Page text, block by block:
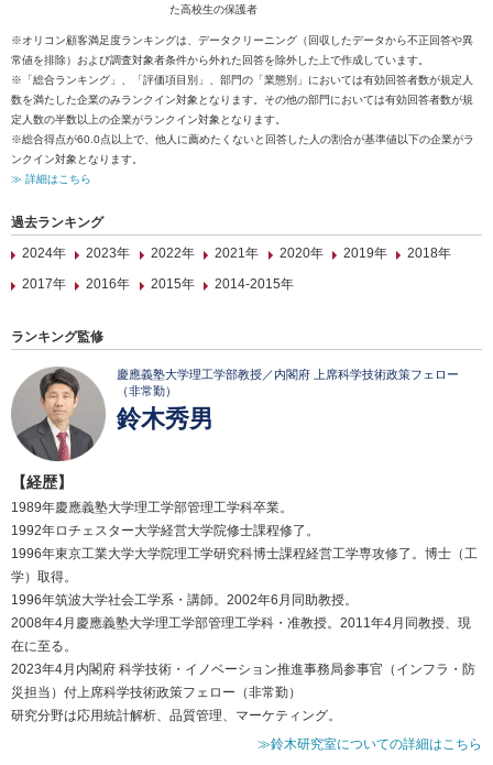
た高校生の保護者
※オリコン顧客満足度ランキングは、データクリーニング（回収したデータから不正回答や異
常値を排除）および調査対象者条件から外れた回答を除外した上で作成しています。
※「総合ランキング」、「評価項目別」、部門の「業態別」においては有効回答者数が規定人
数を満たした企業のみランクイン対象となります。その他の部門においては有効回答者数が規
定人数の半数以上の企業がランクイン対象となります。
※総合得点が60.0点以上で、他人に薦めたくないと回答した人の割合が基準値以下の企業がラ
ンクイン対象となります。
≫ 詳細はこちら
過去ランキング
2024年
2023年 2022年 2021年 2020年 2019年
2018年
2017年
2016年 2015年 2014-2015年
ランキング監修
慶應義塾大学理工学部教授／内閣府 上席科学技術政策フェロー
（非常勤）
鈴木秀男
【経歴】
1989年慶應義塾大学理工学部管理工学科卒業。
1992年ロチェスター大学経営大学院修士課程修了。
1996年東京工業大学大学院理工学研究科博士課程経営工学専攻修了。博士（工
学）取得。
1996年筑波大学社会工学系・講師。2002年6月同助教授。
2008年4月慶應義塾大学理工学部管理工学科・准教授。2011年4月同教授、現
在に至る。
2023年4月内閣府 科学技術・イノベーション推進事務局参事官（インフラ・防
災担当）付上席科学技術政策フェロー（非常勤）
研究分野は応用統計解析、品質管理、マーケティング。
≫鈴木研究室についての詳細はこちら